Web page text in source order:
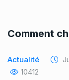
Comment
Actualité
10412